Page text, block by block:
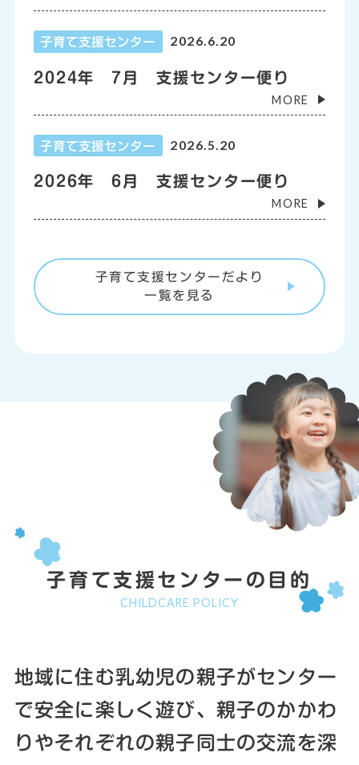
子育て支援センター 2026.6.20
2024年 7月 支援センター便り
MORE
子育て支援センター 2026.5.20
2026年 6月 支援センター便り
MORE
子育て支援センターだより
一覧を見る
子育て支援センターの目的
CHILDCARE POLICY
地域に住む乳幼児の親子がセンター
で安全に楽しく遊び、親子のかかわ
りやそれぞれの親子同士の交流を深